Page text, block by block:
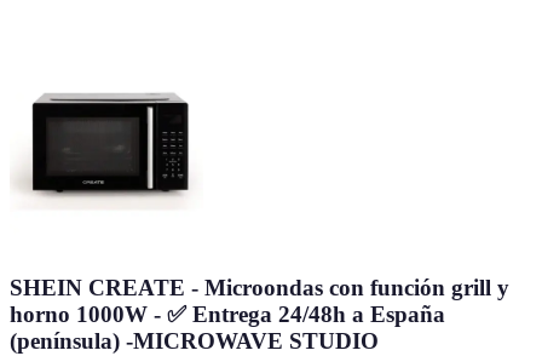
SHEIN CREATE - Microondas con función grill y
horno 1000W - ✅ Entrega 24/48h a España
(península) -MICROWAVE STUDIO